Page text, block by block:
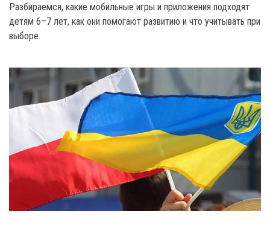
Разбираемся, какие мобильные игры и приложения подходят
детям 6–7 лет, как они помогают развитию и что учитывать при
выборе.